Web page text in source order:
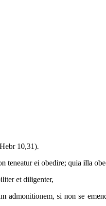
10,31).
ei obedire; quia illa
et diligenter,
si non se